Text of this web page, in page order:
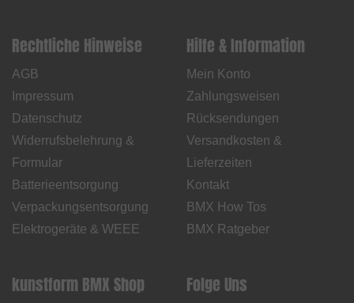
Rechtliche Hinweise
AGB
Impressum
Datenschutz
Widerrufsbelehrung &
Formular
Batterieentsorgung
Verpackungsentsorgung
Elektrogeräte & WEEE
Hilfe & Information
Mein Konto
Zahlungsweisen
Rücksendungen
Versandkosten &
Lieferzeiten
Kontakt
BMX How Tos
BMX Ratgeber
kunstform BMX Shop Folge Uns